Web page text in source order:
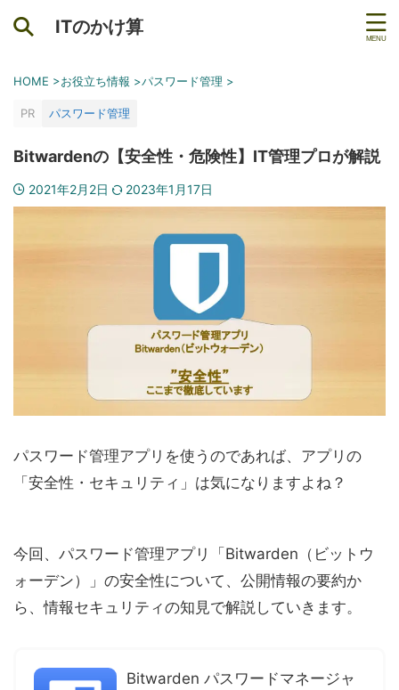
ITのかけ算
HOME >お役立ち情報 >パスワード管理 >
PR パスワード管理
Bitwardenの【安全性・危険性】IT管理プロが解説
2021年2月2日 2023年1月17日
パスワード管理アプリを使うのであれば、アプリの
「安全性・セキュリティ」は気になりますよね？
今回、パスワード管理アプリ「Bitwarden（ビットウ
ォーデン）」の安全性について、公開情報の要約か
ら、情報セキュリティの知見で解説していきます。
Bitwarden パスワードマネージャ